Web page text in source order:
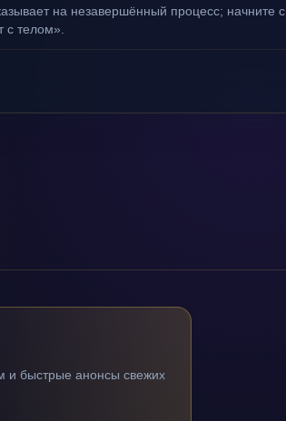
на незавершённый процесс; начните с
с телом».
и быстрые анонсы свежих